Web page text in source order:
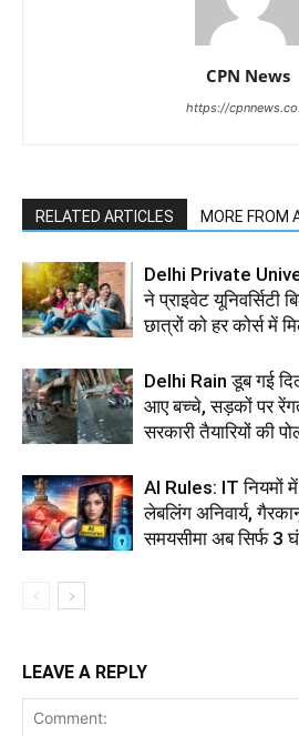
CPN News
https://
RELATED ARTICLES MORE FROM
Delhi Private
ने प्राइवेट यूनिवर्सिटी
छात्रों को हर कोर्स में
Delhi Rain डूब गई
आए बच्चे, सड़कों पर
सरकारी तैयारियों की
AI Rules: IT नियमों
लेबलिंग अनिवार्य,
समयसीमा अब सिर्फ 3
LEAVE A REPLY